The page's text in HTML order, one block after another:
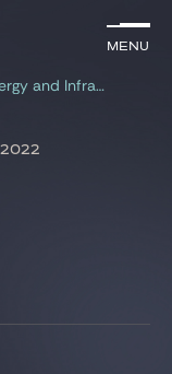
Menu
Menu
Trends in Energy and Infrastructure M&A
2022